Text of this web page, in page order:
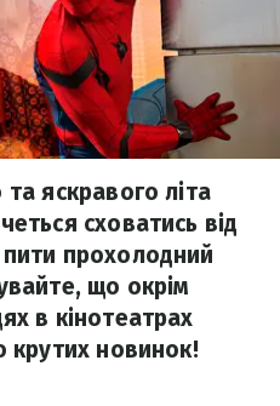
яскравого літа
сховатись від
прохолодний
що окрім
в кінотеатрах
крутих новинок!